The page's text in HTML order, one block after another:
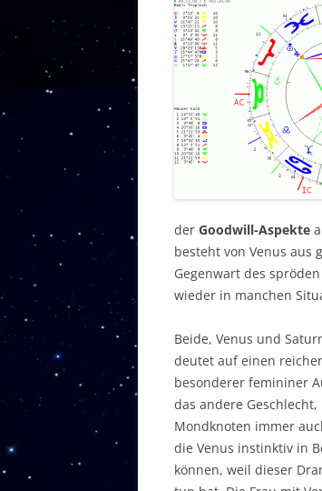
der Goodwill-Aspekte
besteht von Venus aus
Gegenwart des
wieder in manchen
Beide, Venus und
deutet auf einen
besonderer femininer
das andere
Mondknoten immer
die Venus instinktiv in
können, weil dieser